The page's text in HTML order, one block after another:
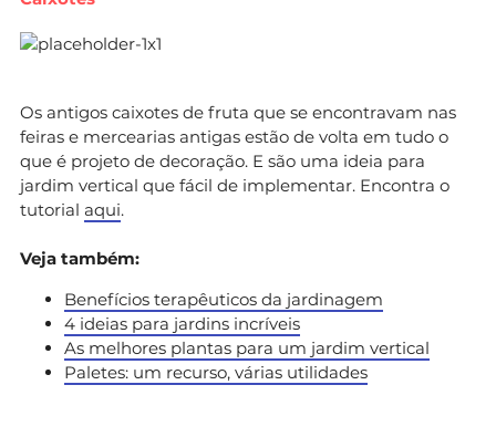
Os antigos caixotes de fruta que se encontravam nas
feiras e mercearias antigas estão de volta em tudo o
que é projeto de decoração. E são uma ideia para
jardim vertical que fácil de implementar. Encontra o
tutorial aqui.
Veja também:
Benefícios terapêuticos da jardinagem
4 ideias para jardins incríveis
As melhores plantas para um jardim vertical
Paletes: um recurso, várias utilidades